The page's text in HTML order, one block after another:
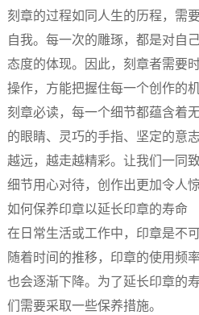
刻章的过程如同人生的历程，需
自我。每一次的雕琢，都是对自
态度的体现。因此，刻章者需要
操作，方能把握住每一个创作的机
刻章必读，每一个细节都蕴含着
的眼睛、灵巧的手指、坚定的意
越远，越走越精彩。让我们一同
细节用心对待，创作出更加令人惊
如何保养印章以延长印章的寿命
在日常生活或工作中，印章是不
随着时间的推移，印章的使用频
也会逐渐下降。为了延长印章的
们需要采取一些保养措施。